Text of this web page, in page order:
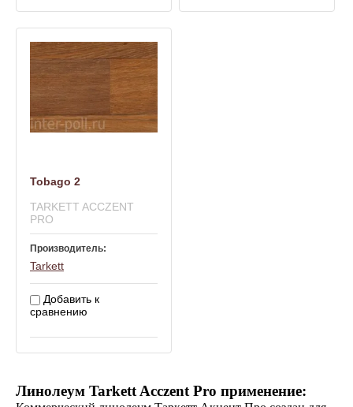
Tobago 2
TARKETT ACCZENT
PRO
Производитель:
Tarkett
Добавить к
сравнению
Линолеум Tarkett Acczent Pro применение: